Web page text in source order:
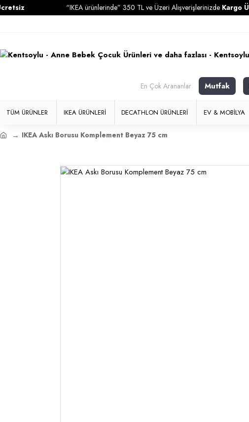
“IKEA ürünlerinde” 350 TL ve Üzeri AlışverişlerinizdeKargo Ücretsiz
En Çok Arananlar Mutfak
TÜM ÜRÜNLER IKEA ÜRÜNLERI DECATHLON ÜRÜNLERI EV & MOBILYA
IKEA Askı Borusu Komplement Beyaz 75 cm